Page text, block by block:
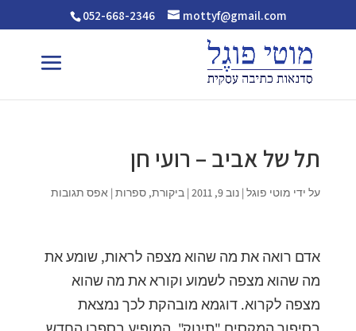
052-668-2346 mottyf@gmail.com
תל של אביב – רועי חן
על ידי מוטי פוגל| נוב 9, 2011 | ביקורת, ספרות| אפס תגובות
אדם רואה את מה שהוא מצפה לראות, שומע את
מה שהוא מצפה לשמוע וקורא את מה שהוא
מצפה לקרוא. דוגמא מובהקת לכך נמצאת